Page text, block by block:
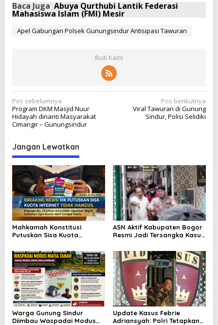
Baca Juga Abuya Qurthubi Lantik Federasi
Mahasiswa Islam (FMI) Mesir
Apel Gabungan Polsek Gunungsindur Antisipasi Tawuran
Ikuti Kami
N
a
v
i
g
a
s
i
p
o
s
Pos sebelumnya
Program DKM Masjid Nuur
Hidayah dinanti Masyarakat
Cimangir – Gunungsindur
Pos berikutnya
Viral Tawuran di Gunung
Sindur, Polisi Selidiki
Jangan Lewatkan
Mahkamah Konstitusi
Putuskan Sisa Kuota
Kemenangan Besar Hak
Konsumen Indonesia
ASN Aktif Kabupaten Bogor
Resmi Jadi Tersangka Kasus
Dugaan Permainan Tender
Kembali Jadi Sorotan
Warga Gunung Sindur
Diimbau Waspadai Modus
Update Kasus Febrie
Adriansyah: Polri Tetapkan